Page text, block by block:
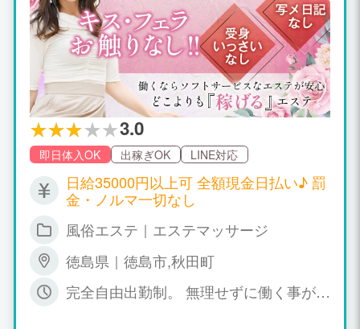
3.0
即日体入OK 出稼ぎOK LINE対応
日給35000円以上可 全額現金日払い♪ 罰
金・ノルマ一切なし
風俗エステ｜エステマッサージ
徳島県｜徳島市,秋田町
完全自由出勤制。 無理せずに働く事がで